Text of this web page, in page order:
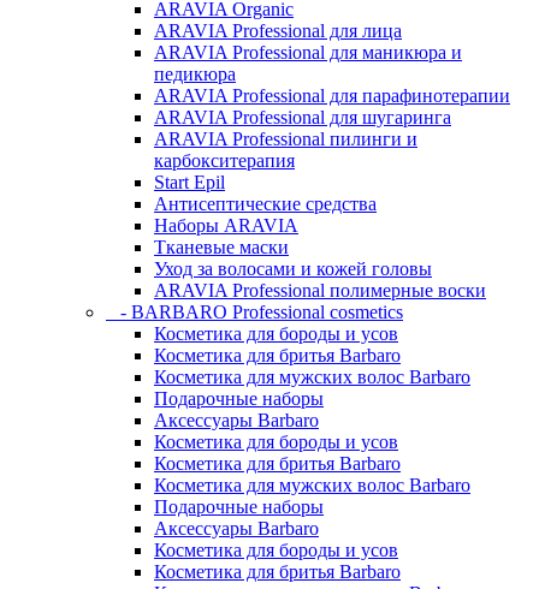
ARAVIA Organic
ARAVIA Professional для лица
ARAVIA Professional для маникюра и
педикюра
ARAVIA Professional для парафинотерапии
ARAVIA Professional для шугаринга
ARAVIA Professional пилинги и
карбокситерапия
Start Epil
Антисептические средства
Наборы ARAVIA
Тканевые маски
Уход за волосами и кожей головы
ARAVIA Professional полимерные воски
- BARBARO Professional cosmetics
Косметика для бороды и усов
Косметика для бритья Barbaro
Косметика для мужских волос Barbaro
Подарочные наборы
Аксессуары Barbaro
Косметика для бороды и усов
Косметика для бритья Barbaro
Косметика для мужских волос Barbaro
Подарочные наборы
Аксессуары Barbaro
Косметика для бороды и усов
Косметика для бритья Barbaro